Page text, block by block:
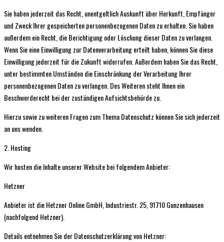
Sie haben jederzeit das Recht, unentgeltlich Auskunft über Herkunft, Empfänger
und Zweck Ihrer gespeicherten personenbezogenen Daten zu erhalten. Sie haben
außerdem ein Recht, die Berichtigung oder Löschung dieser Daten zu verlangen.
Wenn Sie eine Einwilligung zur Datenverarbeitung erteilt haben, können Sie diese
Einwilligung jederzeit für die Zukunft widerrufen. Außerdem haben Sie das Recht,
unter bestimmten Umständen die Einschränkung der Verarbeitung Ihrer
personenbezogenen Daten zu verlangen. Des Weiteren steht Ihnen ein
Beschwerderecht bei der zuständigen Aufsichtsbehörde zu.
Hierzu sowie zu weiteren Fragen zum Thema Datenschutz können Sie sich jederzeit
an uns wenden.
2. Hosting
Wir hosten die Inhalte unserer Website bei folgendem Anbieter:
Hetzner
Anbieter ist die Hetzner Online GmbH, Industriestr. 25, 91710 Gunzenhausen
(nachfolgend Hetzner).
Details entnehmen Sie der Datenschutzerklärung von Hetzner: